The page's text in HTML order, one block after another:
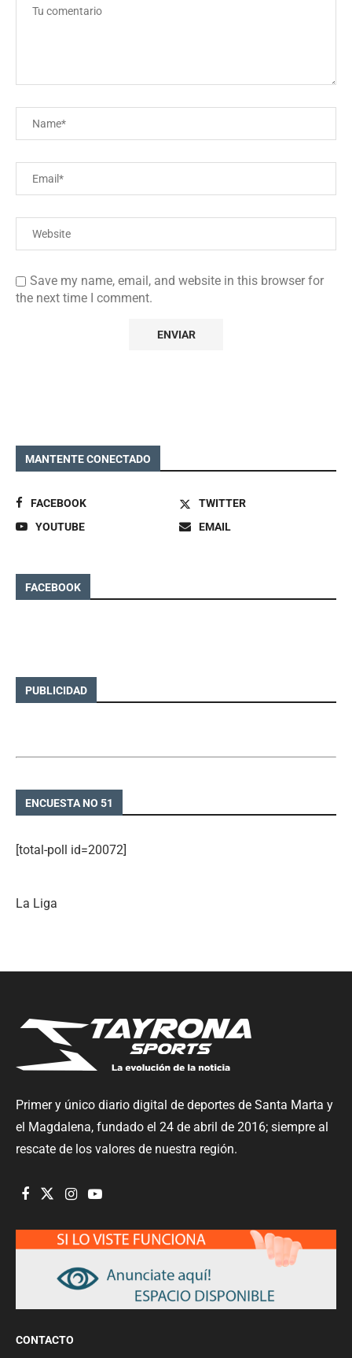
Save my name, email, and website in this browser for
the next time I comment.
MANTENTE CONECTADO
FACEBOOK
TWITTER
YOUTUBE
EMAIL
FACEBOOK
PUBLICIDAD
ENCUESTA NO 51
[total-poll id=20072]
La Liga
Primer y único diario digital de deportes de Santa Marta y
el Magdalena, fundado el 24 de abril de 2016; siempre al
rescate de los valores de nuestra región.
CONTACTO